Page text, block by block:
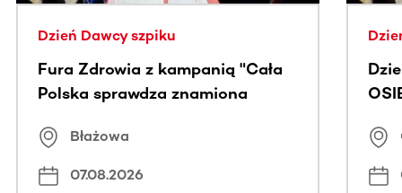
Dzień Dawcy szpiku
Fura Zdrowia z kampanią "Cała
Polska sprawdza znamiona
Błażowa
07.08.2026